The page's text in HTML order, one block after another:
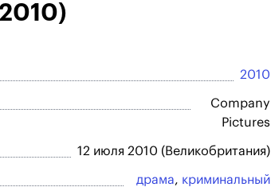
2010
Company
Pictures
12 июля 2010 (Великобритания)
драма, криминальный